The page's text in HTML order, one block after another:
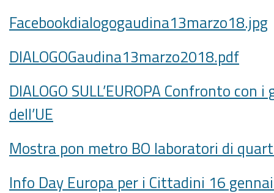
Facebookdialogogaudina13marzo18.jpg
DIALOGOGaudina13marzo2018.pdf
DIALOGO SULL’EUROPA Confronto con
dell’UE
Mostra pon metro BO laboratori di
Info Day Europa per i Cittadini 16